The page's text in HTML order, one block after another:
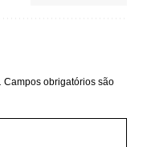
Campos obrigatórios são